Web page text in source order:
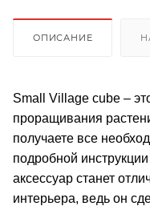
ОПИСАНИЕ
Small Village cube –
проращивания
получаете все
подробной
аксессуар станет
интерьера, ведь он